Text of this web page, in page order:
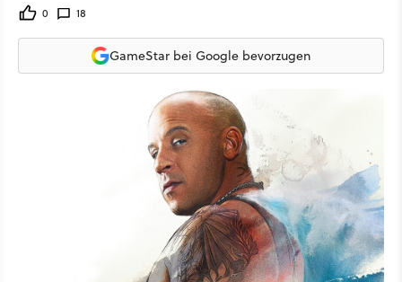
0 18
GameStar bei Google bevorzugen